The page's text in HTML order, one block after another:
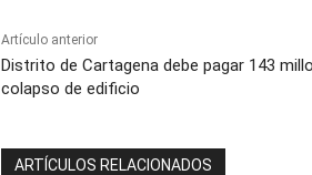
Artículo anterior
Distrito de Cartagena debe pagar 143
colapso de edificio
ARTÍCULOS RELACIONADOS